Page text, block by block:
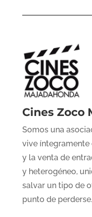
Cines Zoco
Somos una
vive íntegramente
y la venta de
y heterogéneo,
salvar un tipo de
punto de perderse.